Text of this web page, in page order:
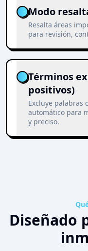
Modo
Resalta áreas
para revisión,
Términos
positivos)
Excluye palabras
automático para
y preciso.
Diseñado